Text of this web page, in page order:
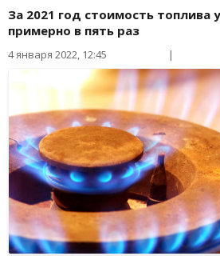
За 2021 год стоимость топлива
примерно в пять раз
4 января 2022, 12:45 |